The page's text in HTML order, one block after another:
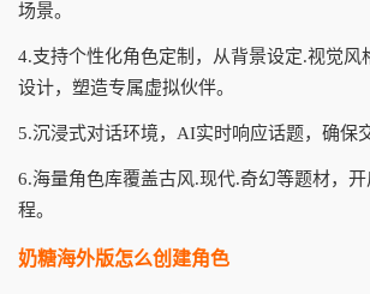
场景。
4.支持个性化角色定制，从背景设定.视觉风
设计，塑造专属虚拟伙伴。
5.沉浸式对话环境，AI实时响应话题，确保
6.海量角色库覆盖古风.现代.奇幻等题材，
程。
奶糖海外版怎么创建角色